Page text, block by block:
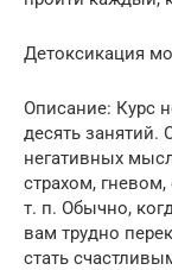
Детоксикация
Описание: Курс
десять занятий.
негативных
страхом,
т. п. Обычно,
вам трудно
стать